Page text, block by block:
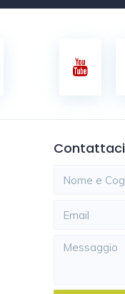
Contattaci